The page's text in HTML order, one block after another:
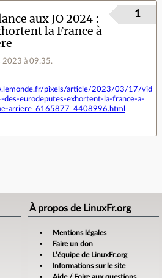
aux JO 2024 :
la France à
2023 à 09:35.
1
pixels/article/2023/03/17/
des-eurodeputes-exhortent-la-france-a-
arriere_6165877_4408996.html
À propos de LinuxFr.org
Mentions légales
Faire un don
L’équipe de LinuxFr.org
Informations sur le site